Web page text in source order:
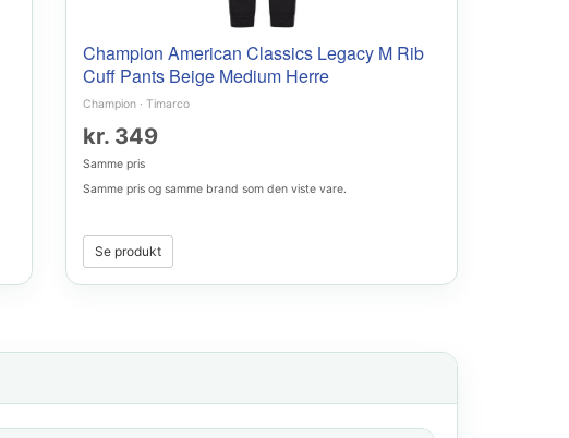
Champion American Classics Legacy M Rib
Cuff Pants Beige Medium Herre
Champion · Timarco
kr. 349
Samme pris
Samme pris og samme brand som den viste vare.
Se produkt